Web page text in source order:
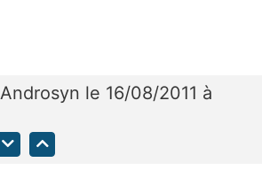
Androsyn le 16/08/2011 à